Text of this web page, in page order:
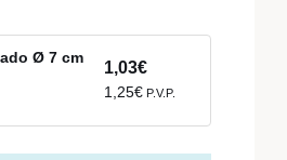
Ø 7 cm
1,03€
1,25€ P.V.P.